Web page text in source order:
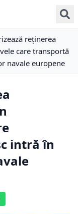
reținerea
care transportă
navale europene
intră în